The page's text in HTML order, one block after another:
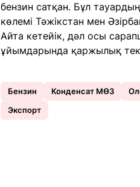
бензин сатқан. Бұл
көлемі Тәжікстан мен
Айта кетейік, дәл осы
ұйымдарында қаржылық
Бензин Конденсат МӨЗ
Экспорт